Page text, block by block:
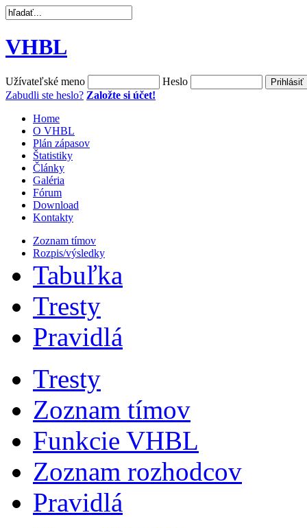
VHBL
Užívateľské meno
Heslo
Zabudli ste heslo? Založte si účet!
Home
O VHBL
Plán zápasov
Štatistiky
Články
Galéria
Fórum
Download
Kontakty
Zoznam tímov
Rozpis/výsledky
Tabuľka
Tresty
Pravidlá
Tresty
Zoznam tímov
Funkcie VHBL
Zoznam rozhodcov
Pravidlá